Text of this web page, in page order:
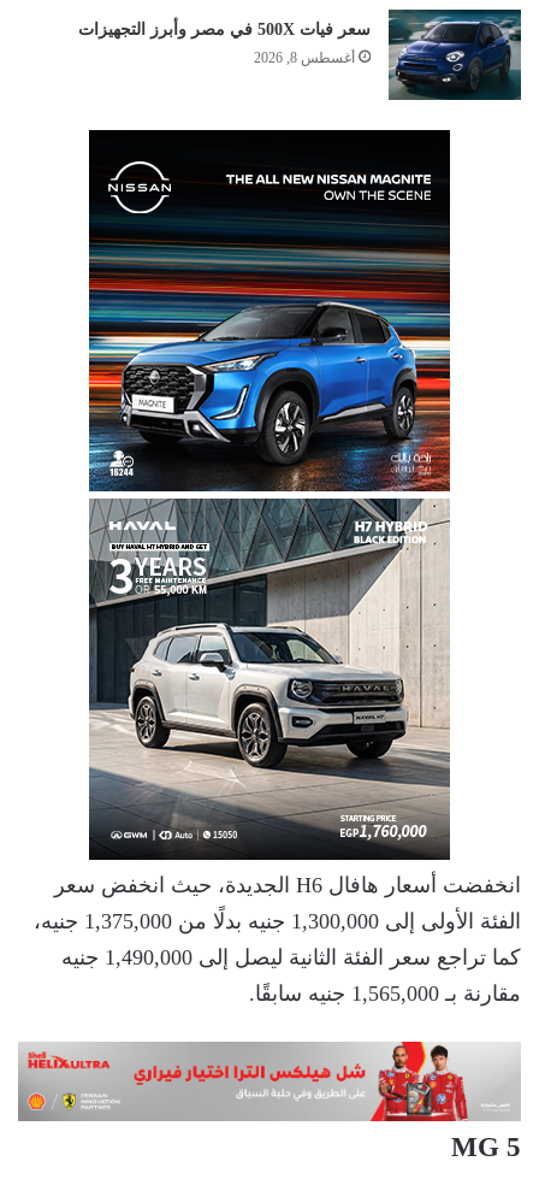
سعر فيات 500X في مصر وأبرز التجهيزات
أغسطس 8, 2026
انخفضت أسعار هافال H6 الجديدة، حيث انخفض سعر
الفئة الأولى إلى 1,300,000 جنيه بدلًا من 1,375,000 جنيه،
كما تراجع سعر الفئة الثانية ليصل إلى 1,490,000 جنيه
مقارنة بـ 1,565,000 جنيه سابقًا.
MG 5